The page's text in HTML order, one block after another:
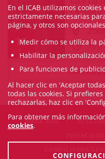
16
SEP/26
Octubre
18 h
VER
MAPA WEB
En el ICAB utilizamos
estrictamente necesarias
página, y otros son
Medir cómo se utiliza la
Habilitar la
Para funciones de
Al hacer clic en 'Aceptar
todas las cookies. Si
rechazarlas, haz clic en
Para obtener más
cookies.